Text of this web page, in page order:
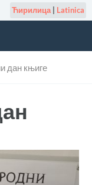
Ћирилица| Latinica
дан књиге